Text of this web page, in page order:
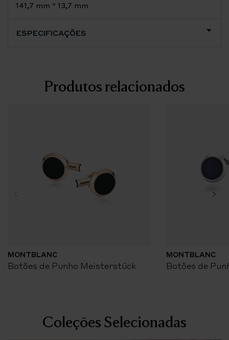
141,7 mm * 13,7 mm
ESPECIFICAÇÕES
Produtos relacionados
MONTBLANC
Botões de Punho Meisterstück
MONTBLANC
Botões de
Coleções Selecionadas